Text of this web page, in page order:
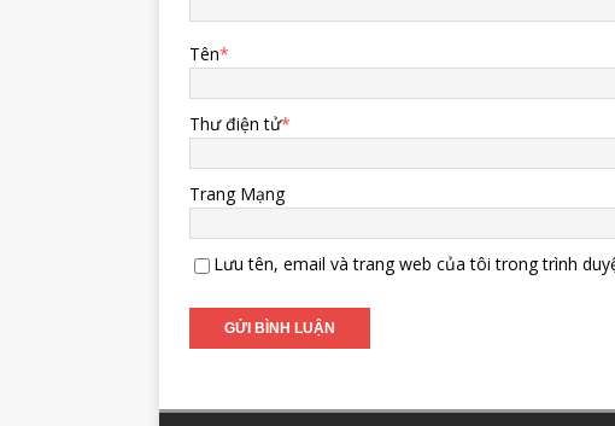
Tên*
Thư điện tử*
Trang Mạng
Lưu tên, email và trang web của tôi trong trình